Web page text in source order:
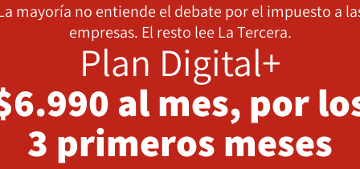
mayoría no entiende el debate por el impuesto a
empresas. El resto lee La Tercera.
Plan Digital+
al mes, por
3 primeros meses